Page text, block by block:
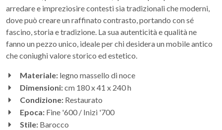
arredare e impreziosire contesti sia tradizionali che moderni,
dove può creare un raffinato contrasto, portando con sé
fascino, storia e tradizione. La sua autenticità e qualità ne
fanno un pezzo unico, ideale per chi desidera un mobile antico
che coniughi valore storico ed estetico.
Materiale: legno massello di noce
Dimensioni:cm 180 x 41 x 240 h
Condizione: Restaurato
Epoca: Fine '600 / Inizi '700
Stile: Barocco